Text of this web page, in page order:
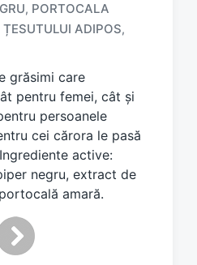
, PORTOCALA
ȚESUTULUI ADIPOS,
grăsimi care
pentru femei, cât și
persoanele
cei cărora le pasă
active:
negru, extract de
amară.